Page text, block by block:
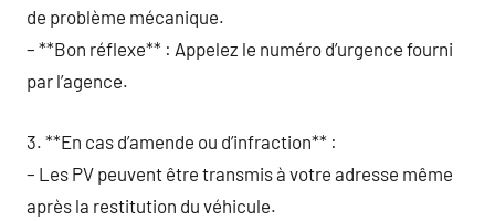
de problème mécanique.
– **Bon réflexe** : Appelez le numéro d’urgence fourni
par l’agence.
3. **En cas d’amende ou d’infraction** :
– Les PV peuvent être transmis à votre adresse même
après la restitution du véhicule.